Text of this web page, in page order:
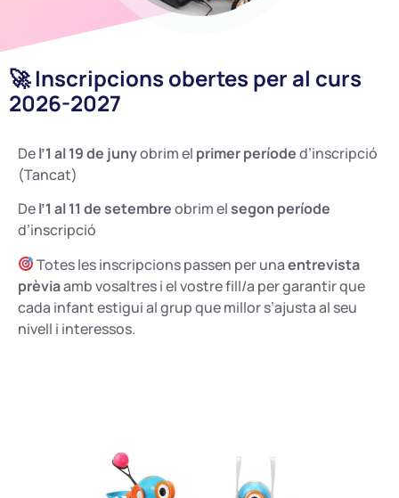
🚀 Inscripcions obertes per al curs
2026-2027
Del’1 al19de junyobrimel primerperíoded’inscripció
(Tancat)
Del’1 al 11 de setembreobrim el segon període
d’inscripció
Totes les inscripcions passen per unaentrevista
prèviaamb vosaltres i el vostre fill/a per garantir que
cada infant estigui al grup que millor s’ajusta al seu
nivell i interessos.